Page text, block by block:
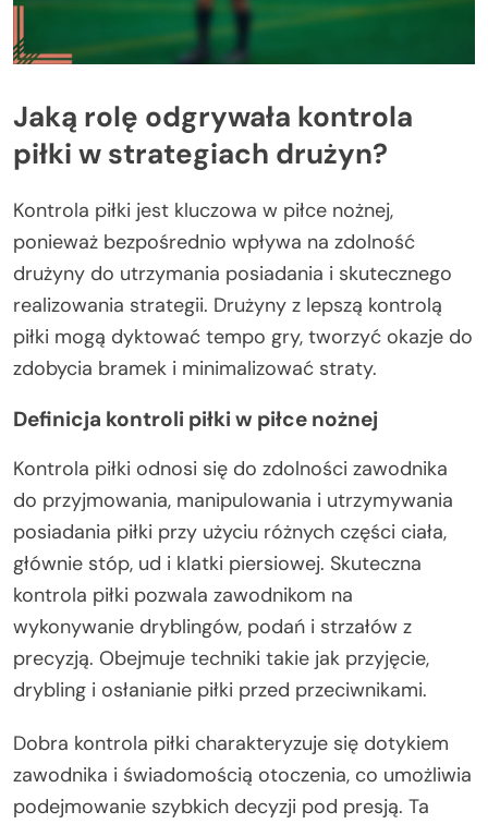
Jaką rolę odgrywała kontrola
piłki w strategiach drużyn?
Kontrola piłki jest kluczowa w piłce nożnej,
ponieważ bezpośrednio wpływa na zdolność
drużyny do utrzymania posiadania i skutecznego
realizowania strategii. Drużyny z lepszą kontrolą
piłki mogą dyktować tempo gry, tworzyć okazje do
zdobycia bramek i minimalizować straty.
Definicja kontroli piłki w piłce nożnej
Kontrola piłki odnosi się do zdolności zawodnika
do przyjmowania, manipulowania i utrzymywania
posiadania piłki przy użyciu różnych części ciała,
głównie stóp, ud i klatki piersiowej. Skuteczna
kontrola piłki pozwala zawodnikom na
wykonywanie dryblingów, podań i strzałów z
precyzją. Obejmuje techniki takie jak przyjęcie,
drybling i osłanianie piłki przed przeciwnikami.
Dobra kontrola piłki charakteryzuje się dotykiem
zawodnika i świadomością otoczenia, co umożliwia
podejmowanie szybkich decyzji pod presją. Ta